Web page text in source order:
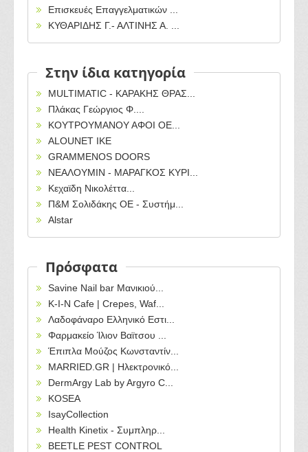
Επισκευές Επαγγελματικών ...
ΚΥΘΑΡΙΔΗΣ Γ.- ΑΛΤΙΝΗΣ Α. ...
Στην ίδια κατηγορία
MULTIMATIC - ΚΑΡΑΚΗΣ ΘΡΑΣ...
Πλάκας Γεώργιος Φ....
ΚΟΥΤΡΟΥΜΑΝΟΥ ΑΦΟΙ ΟΕ...
ALOUNET IKE
GRAMMENOS DOORS
ΝΕΑΛΟΥΜΙΝ - ΜΑΡΑΓΚΟΣ ΚΥΡΙ...
Κεχαϊδη Νικολέττα...
Π&Μ Σολιδάκης ΟΕ - Συστήμ...
Alstar
Πρόσφατα
Savine Nail bar Μανικιού...
Κ-Ι-Ν Cafe | Crepes, Waf...
Λαδοφάναρο Ελληνικό Εστι...
Φαρμακείο Ίλιον Βαϊτσου ...
Έπιπλα Μούζος Κωνσταντίν...
MARRIED.GR | Ηλεκτρονικό...
DermArgy Lab by Argyro C...
KOSEA
IsayCollection
Health Kinetix - Συμπληρ...
BEETLE PEST CONTROL